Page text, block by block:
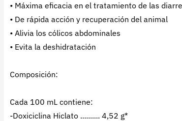
• Máxima eficacia en el tratamiento de las
• De rápida acción y recuperación del animal
• Alivia los cólicos abdominales
• Evita la deshidratación
Composición:
Cada 100 mL contiene:
-Doxiciclina Hiclato .......... 4,52 g*